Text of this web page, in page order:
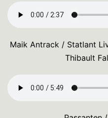
Maik Antrack / Statlant
Thibault